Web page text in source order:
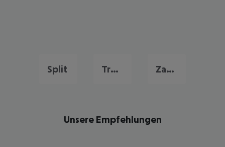
Split Trogir Zadar
Unsere Empfehlungen